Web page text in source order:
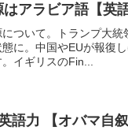
アラビア語【英語
ついて。トランプ大
に。中国やEUが報復
イギリスのFin...
語力 【オバマ自叙